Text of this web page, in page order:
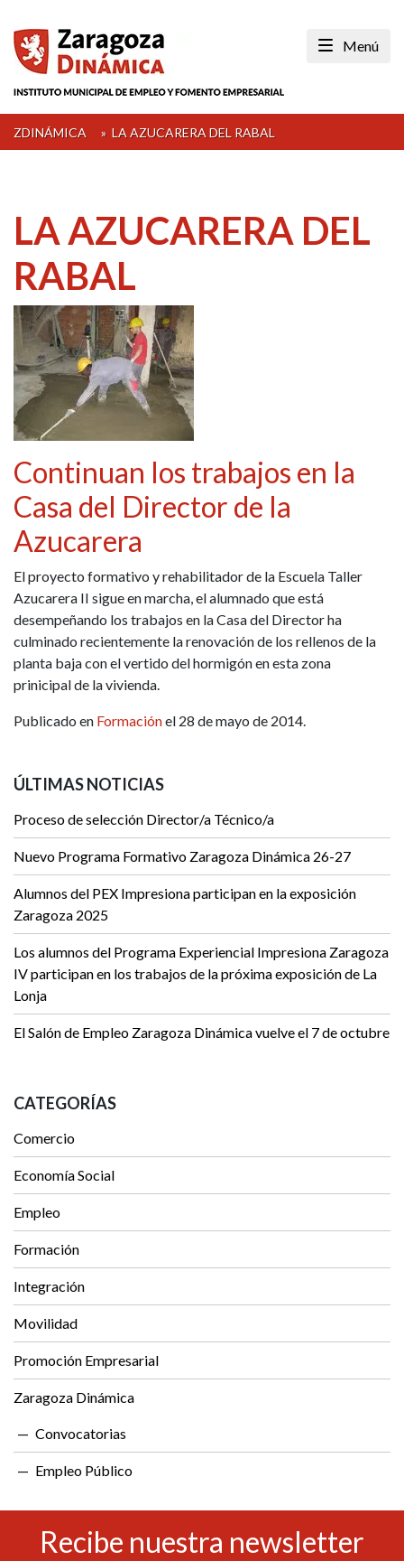
content
Menú
ZDINÁMICA » LA AZUCARERA DEL RABAL
LA AZUCARERA DEL
RABAL
Continuan los trabajos en la
Casa del Director de la
Azucarera
El proyecto formativo y rehabilitador de la Escuela Taller
Azucarera II sigue en marcha, el alumnado que está
desempeñando los trabajos en la Casa del Director ha
culminado recientemente la renovación de los rellenos de la
planta baja con el vertido del hormigón en esta zona
prinicipal de la vivienda.
Publicado en Formaciónel 28 de mayo de 2014.
ÚLTIMAS NOTICIAS
Proceso de selección Director/a Técnico/a
Nuevo Programa Formativo Zaragoza Dinámica 26-27
Alumnos del PEX Impresiona participan en la exposición
Zaragoza 2025
Los alumnos del Programa Experiencial Impresiona Zaragoza
IV participan en los trabajos de la próxima exposición de La
Lonja
El Salón de Empleo Zaragoza Dinámica vuelve el 7 de octubre
CATEGORÍAS
Comercio
Economía Social
Empleo
Formación
Integración
Movilidad
Promoción Empresarial
Zaragoza Dinámica
Convocatorias
Empleo Público
Recibe nuestra newsletter